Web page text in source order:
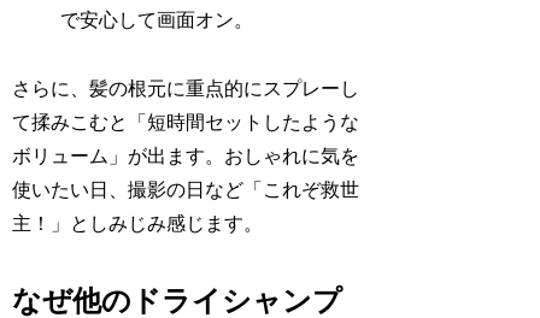
で安心して画面オン。
さらに、髪の根元に重点的にスプレーし
て揉みこむと「短時間セットしたような
ボリューム」が出ます。おしゃれに気を
使いたい日、撮影の日など「これぞ救世
主！」としみじみ感じます。
なぜ他のドライシャンプ